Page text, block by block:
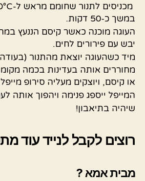
במשך כ-50 דקות.
העוגה מוכנה כאשר קיסם הננעץ
יבש עם פירורים לחים.
מיד כשהעוגה יוצאת מהתנור
מחוררים אותה בעדינות בכמה
או קיסם, ויוצקים מעליה סירופ
המייפל ייספג פנימה ויהפוך אותה
שיהיה בתיאבון!
רוצים לקבל לנייד עוד
מבית אמא ?